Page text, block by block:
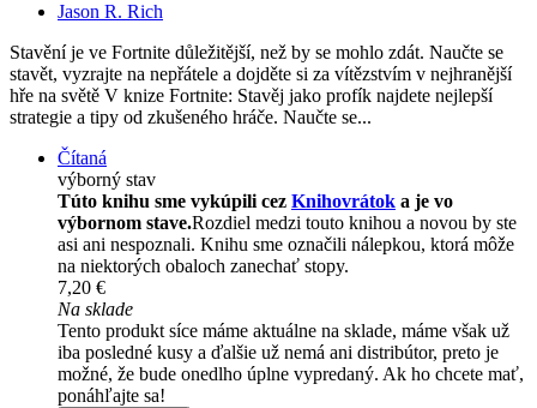
Jason R. Rich
Stavění je ve Fortnite důležitější, než by se mohlo zdát. Naučte se
stavět, vyzrajte na nepřátele a dojděte si za vítězstvím v nejhranější
hře na světě V knize Fortnite: Stavěj jako profík najdete nejlepší
strategie a tipy od zkušeného hráče. Naučte se...
Čítaná
výborný stav
Túto knihu sme vykúpili cez Knihovrátok a je vo
výbornom stave.Rozdiel medzi touto knihou a novou by ste
asi ani nespoznali. Knihu sme označili nálepkou, ktorá môže
na niektorých obaloch zanechať stopy.
7,20 €
Na sklade
Tento produkt síce máme aktuálne na sklade, máme však už
iba posledné kusy a ďalšie už nemá ani distribútor, preto je
možné, že bude onedlho úplne vypredaný. Ak ho chcete mať,
ponáhľajte sa!